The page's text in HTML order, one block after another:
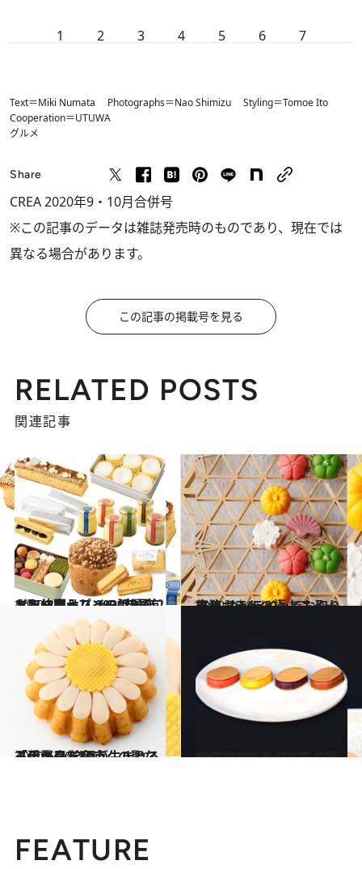
1 2 3 4 5 6 7
Text＝Miki Numata Photographs＝Nao Shimizu Styling＝Tomoe Ito
Cooperation＝UTUWA
グルメ
Share
CREA 2020年9・10月合併号
※この記事のデータは雑誌発売時のものであり、現在では
異なる場合があります。
この記事の掲載号を見る
RELATED POSTS
関連記事
2020.8.5
ニューオープンの話題店まで仲間入り 2020年最旬お取り寄せスイーツ9選♡
グルメ 2020.7.11
一流ホテルの極上スイーツを オンラインでお取り寄せ
旅＆お出かけ
2020.6.20
「伊勢丹新宿店」の聖なる手土産 笑顔が生まれる王道ギフト10点
グルメ 2020.7.18
人気店が続々とお取り寄せスタート♡ スイーツ芸人が速攻ポチッたスイーツ
グルメ
FEATURE